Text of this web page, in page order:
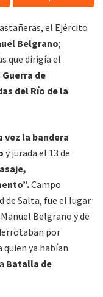
el Ejército
Belgrano;
que dirigía el
Guerra de
del Río de la
vez la bandera
y jurada el 13 de
Campo
de Salta, fue el lugar
Belgrano y de
por
ya habían
Batalla de